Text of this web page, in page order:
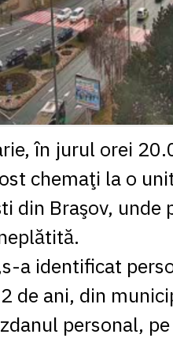
în jurul orei
chemaţi la o
din Braşov, unde
a identificat
de ani, din
personal,